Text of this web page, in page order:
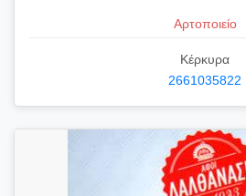
Αρτοποιείο
Κέρκυρα
2661035822